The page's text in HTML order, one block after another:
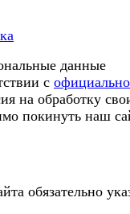
данные
с
на обработку
покинуть наш
обязательно